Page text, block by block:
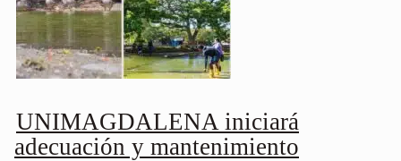
UNIMAGDALENA iniciará
adecuación y mantenimiento